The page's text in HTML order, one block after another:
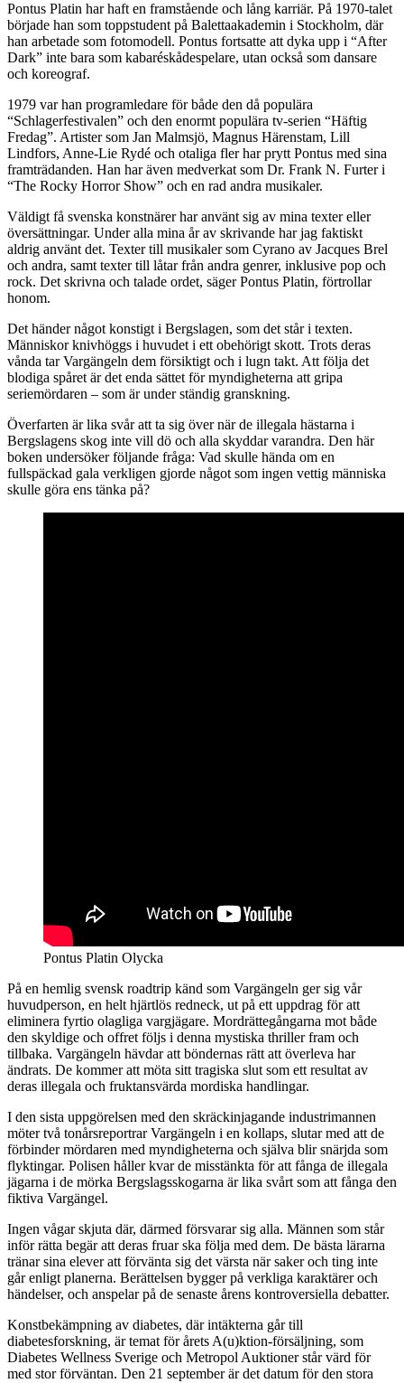
Pontus Platin har haft en framstående och lång karriär. På 1970-talet
började han som toppstudent på Balettaakademin i Stockholm, där
han arbetade som fotomodell. Pontus fortsatte att dyka upp i “After
Dark” inte bara som kabaréskådespelare, utan också som dansare
och koreograf.
1979 var han programledare för både den då populära
“Schlagerfestivalen” och den enormt populära tv-serien “Häftig
Fredag”. Artister som Jan Malmsjö, Magnus Härenstam, Lill
Lindfors, Anne-Lie Rydé och otaliga fler har prytt Pontus med sina
framträdanden. Han har även medverkat som Dr. Frank N. Furter i
“The Rocky Horror Show” och en rad andra musikaler.
Väldigt få svenska konstnärer har använt sig av mina texter eller
översättningar. Under alla mina år av skrivande har jag faktiskt
aldrig använt det. Texter till musikaler som Cyrano av Jacques Brel
och andra, samt texter till låtar från andra genrer, inklusive pop och
rock. Det skrivna och talade ordet, säger Pontus Platin, förtrollar
honom.
Det händer något konstigt i Bergslagen, som det står i texten.
Människor knivhöggs i huvudet i ett obehörigt skott. Trots deras
vånda tar Vargängeln dem försiktigt och i lugn takt. Att följa det
blodiga spåret är det enda sättet för myndigheterna att gripa
seriemördaren – som är under ständig granskning.
Överfarten är lika svår att ta sig över när de illegala hästarna i
Bergslagens skog inte vill dö och alla skyddar varandra. Den här
boken undersöker följande fråga: Vad skulle hända om en
fullspäckad gala verkligen gjorde något som ingen vettig människa
skulle göra ens tänka på?
Pontus Platin Olycka
På en hemlig svensk roadtrip känd som Vargängeln ger sig vår
huvudperson, en helt hjärtlös redneck, ut på ett uppdrag för att
eliminera fyrtio olagliga vargjägare. Mordrättegångarna mot både
den skyldige och offret följs i denna mystiska thriller fram och
tillbaka. Vargängeln hävdar att böndernas rätt att överleva har
ändrats. De kommer att möta sitt tragiska slut som ett resultat av
deras illegala och fruktansvärda mordiska handlingar.
I den sista uppgörelsen med den skräckinjagande industrimannen
möter två tonårsreportrar Vargängeln i en kollaps, slutar med att de
förbinder mördaren med myndigheterna och själva blir snärjda som
flyktingar. Polisen håller kvar de misstänkta för att fånga de illegala
jägarna i de mörka Bergslagsskogarna är lika svårt som att fånga den
fiktiva Vargängel.
Ingen vågar skjuta där, därmed försvarar sig alla. Männen som står
inför rätta begär att deras fruar ska följa med dem. De bästa lärarna
tränar sina elever att förvänta sig det värsta när saker och ting inte
går enligt planerna. Berättelsen bygger på verkliga karaktärer och
händelser, och anspelar på de senaste årens kontroversiella debatter.
Konstbekämpning av diabetes, där intäkterna går till
diabetesforskning, är temat för årets A(u)ktion-försäljning, som
Diabetes Wellness Sverige och Metropol Auktioner står värd för
med stor förväntan. Den 21 september är det datum för den stora